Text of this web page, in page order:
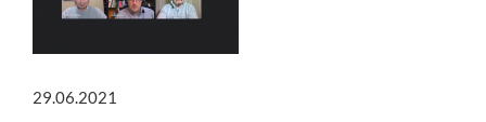
29.06.2021